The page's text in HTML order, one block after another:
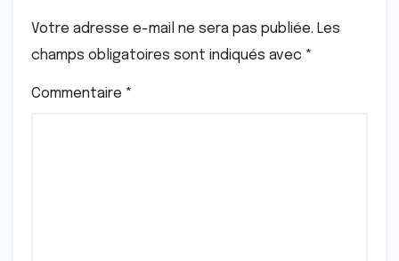
Votre adresse e-mail ne sera pas publiée. Les
champs obligatoires sont indiqués avec *
Commentaire *